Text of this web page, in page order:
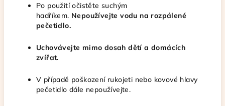
Po použití očistěte suchým
hadříkem. Nepoužívejte vodu na rozpálené
pečetidlo.
Uchovávejte mimo dosah dětí a domácích
zvířat.
V případě poškození rukojeti nebo kovové hlavy
pečetidlo dále nepoužívejte.